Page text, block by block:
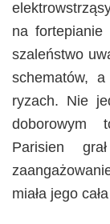
na fortepianie
szaleństwo
schematów,
ryzach. Nie
doborowym
Parisien
miała jego